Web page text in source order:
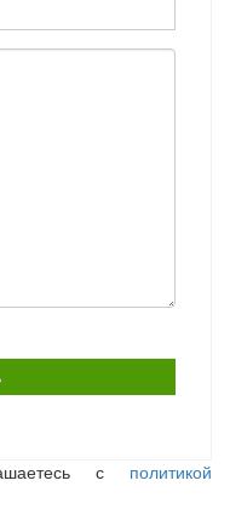
с политикой